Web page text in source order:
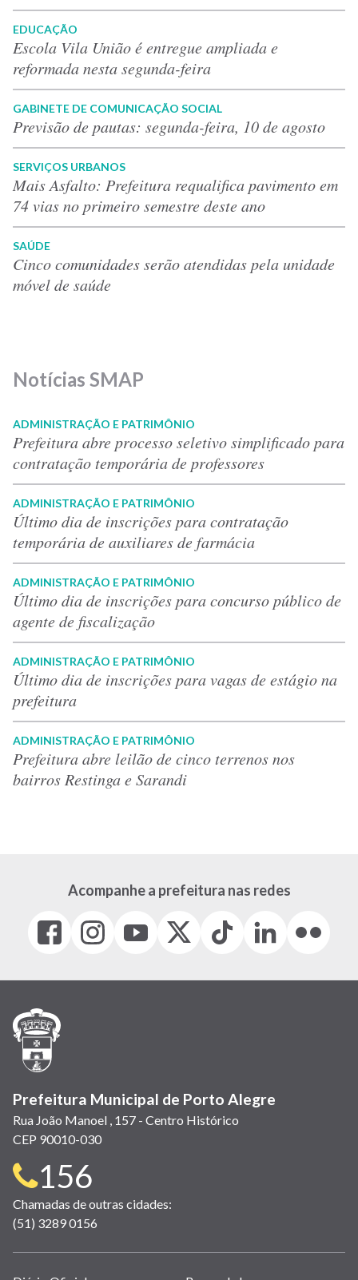
EDUCAÇÃO
Escola Vila União é entregue ampliada e
reformada nesta segunda-feira
GABINETE DE COMUNICAÇÃO SOCIAL
Previsão de pautas: segunda-feira, 10 de agosto
SERVIÇOS URBANOS
Mais Asfalto: Prefeitura requalifica pavimento em
74 vias no primeiro semestre deste ano
SAÚDE
Cinco comunidades serão atendidas pela unidade
móvel de saúde
Notícias SMAP
ADMINISTRAÇÃO E PATRIMÔNIO
Prefeitura abre processo seletivo simplificado para
contratação temporária de professores
ADMINISTRAÇÃO E PATRIMÔNIO
Último dia de inscrições para contratação
temporária de auxiliares de farmácia
ADMINISTRAÇÃO E PATRIMÔNIO
Último dia de inscrições para concurso público de
agente de fiscalização
ADMINISTRAÇÃO E PATRIMÔNIO
Último dia de inscrições para vagas de estágio na
prefeitura
ADMINISTRAÇÃO E PATRIMÔNIO
Prefeitura abre leilão de cinco terrenos nos
bairros Restinga e Sarandi
Acompanhe a prefeitura nas redes
Facebook
(link
em
janela)
Instagram
(link
em
(link
em
(Antigo
(link
Tiktok
(link
em
LinkedIn
(link
em
(link
em
Prefeitura Municipal de Porto Alegre
Rua João Manoel , 157 - Centro Histórico
CEP 90010-030
Telefone
para
contato:
156
Chamadas de outras cidades:
(51) 3289 0156